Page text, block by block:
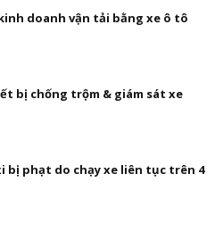
doanh vận tải bằng xe ô tô
bị chống trộm & giám sát xe
bị phạt do chạy xe liên tục trên 4